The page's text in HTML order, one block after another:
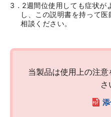
ロート製薬オ
お問い合
3．2週間位使用しても症状が
し、この説明書を持って
相談ください。
当製品は使用上の注
さ